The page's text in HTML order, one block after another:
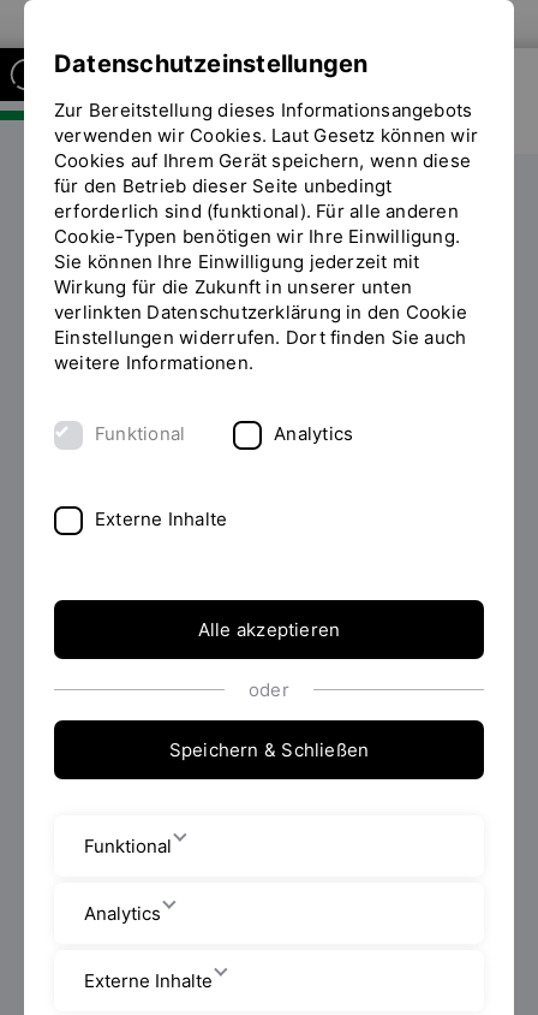
FAKULTÄT SOZIAL- UND
GESUNDHEITSWISSENSCHAFTEN
Sie
befinden
sich
auf
der
"Pilotstudie
Ressourcensparender
Alltag"
Forschung
IST (Institut für Technikfolgenabschätzung)
Projekte
Projekte im Bereich Mobilität und Energie
Pilotstudie Ressourcensparender Umgang im Alltag
Pilotstudie:
Umgang im Alltag
Projektleitung:
Kooperationspartner:Regensburg Center of Energy
der Stadt Regensburg / Energieagentur Regensburg
Oberpfalz (TWO)
Datenschutzeinstellungen
Zur Bereitstellung dieses Informationsangebots
verwenden wir Cookies. Laut Gesetz können wir
Cookies auf Ihrem Gerät speichern, wenn diese
für den Betrieb dieser Seite unbedingt
erforderlich sind (funktional). Für alle anderen
Cookie-Typen benötigen wir Ihre Einwilligung.
Sie können Ihre Einwilligung jederzeit mit
Wirkung für die Zukunft in unserer unten
verlinkten Datenschutzerklärung in den Cookie
Einstellungen widerrufen. Dort finden Sie auch
weitere Informationen.
Funktional Analytics
Externe Inhalte
Alle akzeptieren
oder
Speichern & Schließen
Funktional
Analytics
Externe Inhalte